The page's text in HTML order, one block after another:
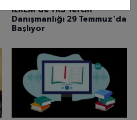
İLKEM'de YKS Tercih
Danışmanlığı 29 Temmuz'da
Başlıyor